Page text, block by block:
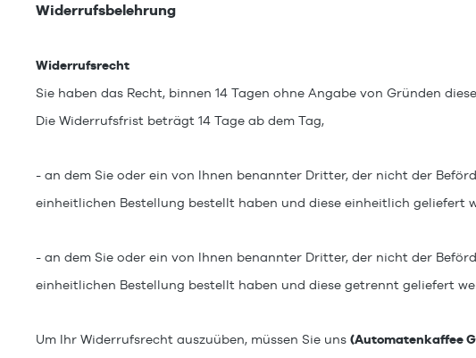
Widerrufsbelehrung
Widerrufsrecht
Sie haben das Recht, binnen 14 Tagen ohne Angabe von Gründen
Die Widerrufsfrist beträgt 14 Tage ab dem Tag,
- an dem Sie oder ein von Ihnen benannter Dritter, der nicht der
einheitlichen Bestellung bestellt haben und diese einheitlich geliefert
- an dem Sie oder ein von Ihnen benannter Dritter, der nicht der
einheitlichen Bestellung bestellt haben und diese getrennt geliefert
Um Ihr Widerrufsrecht auszuüben, müssen Sie uns (Automatenkaffee